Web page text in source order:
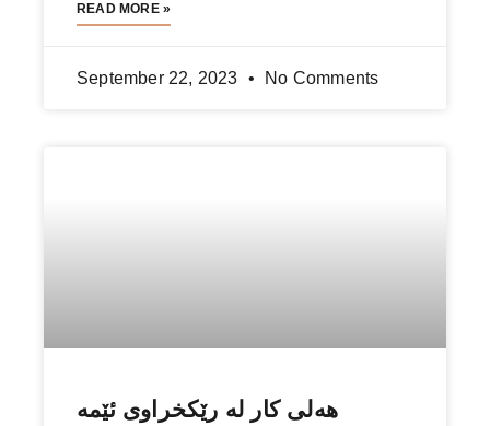
READ MORE »
September 22, 2023 No Comments
هەلی كار لە رێكخراوی ئێمە